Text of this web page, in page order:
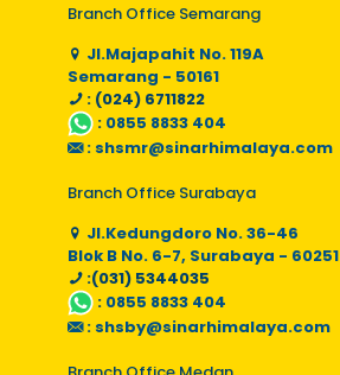
Branch Office Semarang
Jl.Majapahit No. 119A
Semarang - 50161
: (024) 6711822
: 0855 8833 404
: shsmr@sinarhimalaya.com
Branch Office Surabaya
Jl.Kedungdoro No. 36-46
Blok B No. 6-7, Surabaya - 60251
:(031) 5344035
: 0855 8833 404
: shsby@sinarhimalaya.com